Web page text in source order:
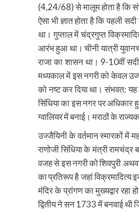
(4,24/68) से मालूम होता है कि
ऐसा भी ज्ञात होता है कि पहली
था। गुप्ताल में चंद्रगुप्त
आरंभ हुआ था। चीनी यात्री
राजा का शासन था। 9-10वीं
मध्यकाल में इस नगरी को केवल
को नष्ट कर दिया था। संभवत:
सिंधिया का इस नगर पर
ग्वालियर में बनाई। मराठों के
उज्जैयिनी के वर्तमान स्मारकों में
राणोजी सिंधिया के मंत्री रामचंद्र
वजह से इस नगरी को शिवपुरी
का प्रतिरूप है जहां विक्रमादित्य
मंदिर के प्रांगण का मुख्यद्वार
द्वितीय ने सन 1733 में बनवाई